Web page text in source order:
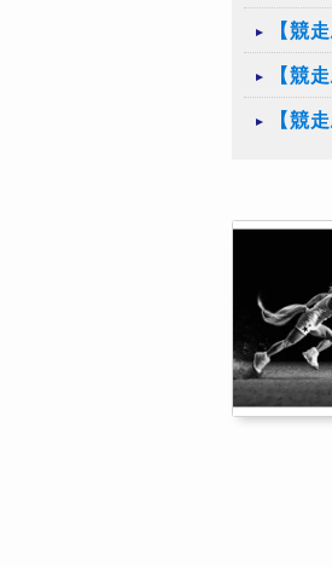
【競
【競
【競